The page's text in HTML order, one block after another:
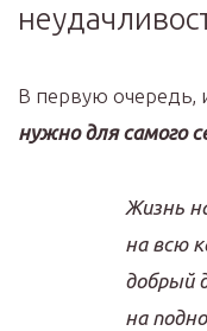
В первую очередь,
нужно для самого
Жизнь
на всю
добрый
на